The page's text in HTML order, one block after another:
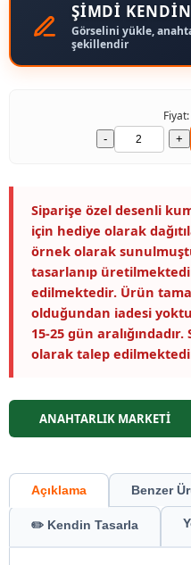
ŞİMDİ
Görselini yükle,
şekillendir
Fiyat:
- +
Siparişe özel desenli
için hediye olarak
örnek olarak
tasarlanıp
edilmektedir. Ürün
olduğundan iadesi
15-25 gün
olarak talep
ANAHTARLIK MARKETİ
Açıklama Benzer
✏️ Kendin Tasarla